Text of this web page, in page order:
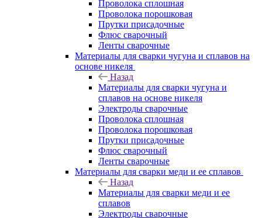
Проволока сплошная
Проволока порошковая
Прутки присадочные
Флюс сварочный
Ленты сварочные
Материалы для сварки чугуна и сплавов на
основе никеля
Назад
Материалы для сварки чугуна и
сплавов на основе никеля
Электроды сварочные
Проволока сплошная
Проволока порошковая
Прутки присадочные
Флюс сварочный
Ленты сварочные
Материалы для сварки меди и ее сплавов
Назад
Материалы для сварки меди и ее
сплавов
Электроды сварочные